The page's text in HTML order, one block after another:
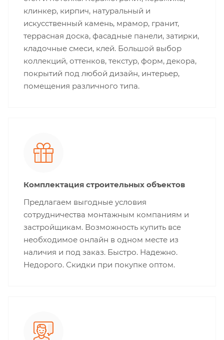
клинкер, кирпич, натуральный и
искусственный камень, мрамор, гранит,
террасная доска, фасадные панели, затирки,
кладочные смеси, клей. Большой выбор
коллекций, оттенков, текстур, форм, декора,
покрытий под любой дизайн, интерьер,
помещения различного типа.
Комплектация строительных объектов
Предлагаем выгодные условия
сотрудничества монтажным компаниям и
застройщикам. Возможность купить все
необходимое онлайн в одном месте из
наличия и под заказ. Быстро. Надежно.
Недорого. Скидки при покупке оптом.